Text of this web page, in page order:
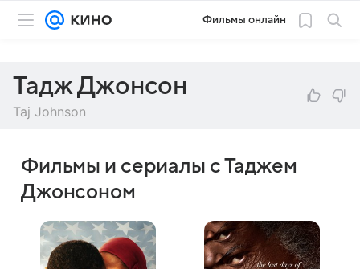
Фильмы онлайн
Тадж Джонсон
Taj Johnson
Фильмы и сериалы с Таджем
Джонсоном